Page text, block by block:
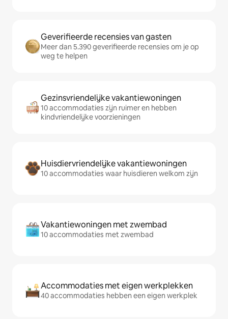
Geverifieerde recensies van gasten
Meer dan 5.390 geverifieerde recensies om je op
weg te helpen
Gezinsvriendelijke vakantiewoningen
10 accommodaties zijn ruimer en hebben
kindvriendelijke voorzieningen
Huisdiervriendelijke vakantiewoningen
10 accommodaties waar huisdieren welkom zijn
Vakantiewoningen met zwembad
10 accommodaties met zwembad
Accommodaties met eigen werkplekken
40 accommodaties hebben een eigen werkplek